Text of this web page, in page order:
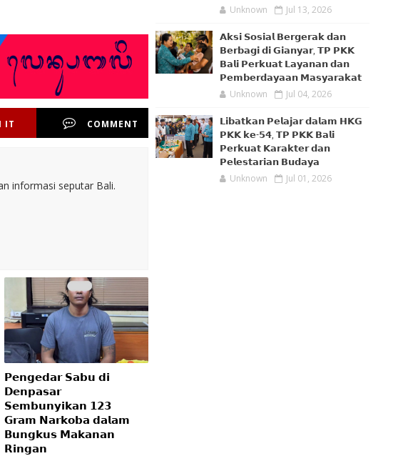
IT COMMENT
informasi seputar Bali.
𝗣𝗲𝗻𝗴𝗲𝗱𝗮𝗿 𝗦𝗮𝗯𝘂 𝗱𝗶
𝗗𝗲𝗻𝗽𝗮𝘀𝗮𝗿
𝗦𝗲𝗺𝗯𝘂𝗻𝘆𝗶𝗸𝗮𝗻 𝟭𝟮𝟯
𝗚𝗿𝗮𝗺 𝗡𝗮𝗿𝗸𝗼𝗯𝗮 𝗱𝗮𝗹𝗮𝗺
𝗕𝘂𝗻𝗴𝗸𝘂𝘀 𝗠𝗮𝗸𝗮𝗻𝗮𝗻
𝗥𝗶𝗻𝗴𝗮𝗻
Unknown Jul 13, 2026
𝗔𝗸𝘀𝗶 𝗦𝗼𝘀𝗶𝗮𝗹 𝗕𝗲𝗿𝗴𝗲𝗿𝗮𝗸 𝗱𝗮𝗻
𝗕𝗲𝗿𝗯𝗮𝗴𝗶 𝗱𝗶 𝗚𝗶𝗮𝗻𝘆𝗮𝗿, 𝗧𝗣 𝗣𝗞𝗞
𝗕𝗮𝗹𝗶 𝗣𝗲𝗿𝗸𝘂𝗮𝘁 𝗟𝗮𝘆𝗮𝗻𝗮𝗻 𝗱𝗮𝗻
𝗣𝗲𝗺𝗯𝗲𝗿𝗱𝗮𝘆𝗮𝗮𝗻 𝗠𝗮𝘀𝘆𝗮𝗿𝗮𝗸𝗮𝘁
Unknown Jul 04, 2026
𝗟𝗶𝗯𝗮𝘁𝗸𝗮𝗻 𝗣𝗲𝗹𝗮𝗷𝗮𝗿 𝗱𝗮𝗹𝗮𝗺 𝗛𝗞𝗚
𝗣𝗞𝗞 𝗸𝗲-𝟱𝟰, 𝗧𝗣 𝗣𝗞𝗞 𝗕𝗮𝗹𝗶
𝗣𝗲𝗿𝗸𝘂𝗮𝘁 𝗞𝗮𝗿𝗮𝗸𝘁𝗲𝗿 𝗱𝗮𝗻
𝗣𝗲𝗹𝗲𝘀𝘁𝗮𝗿𝗶𝗮𝗻 𝗕𝘂𝗱𝗮𝘆𝗮
Unknown Jul 01, 2026